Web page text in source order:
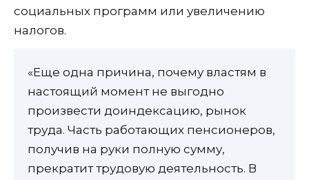
социальных программ или увеличению
налогов.
«Еще одна причина, почему властям в
настоящий момент не выгодно
произвести доиндексацию, рынок
труда. Часть работающих пенсионеров,
получив на руки полную сумму,
прекратит трудовую деятельность. В